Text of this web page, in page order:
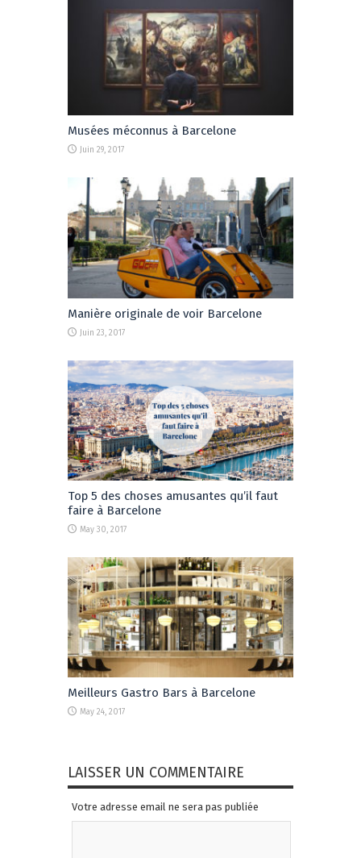
Musées méconnus à Barcelone
Juin 29, 2017
Manière originale de voir Barcelone
Juin 23, 2017
Top 5 des choses amusantes qu’il faut
faire à Barcelone
May 30, 2017
Meilleurs Gastro Bars à Barcelone
May 24, 2017
LAISSER UN COMMENTAIRE
Votre adresse email ne sera pas publiée